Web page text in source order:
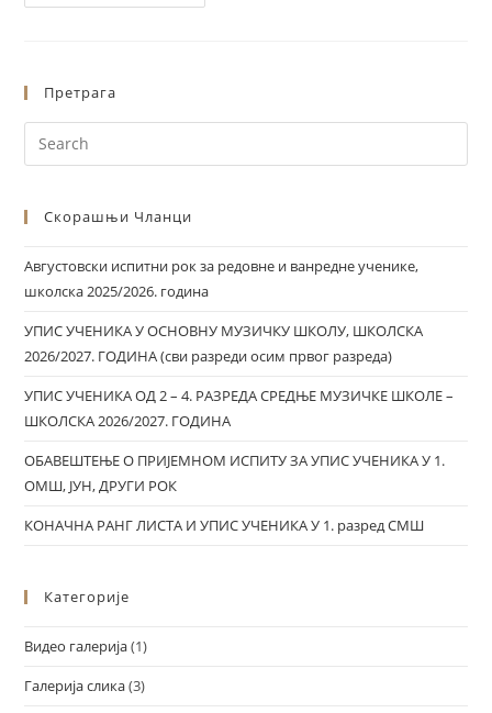
Претрага
Скорашњи Чланци
Августовски испитни рок за редовне и ванредне ученике,
школска 2025/2026. година
УПИС УЧЕНИКА У ОСНОВНУ МУЗИЧКУ ШКОЛУ, ШКОЛСКА
2026/2027. ГОДИНА (сви разреди осим првог разреда)
УПИС УЧЕНИКА ОД 2 – 4. РАЗРЕДА СРЕДЊЕ МУЗИЧКЕ ШКОЛЕ –
ШКОЛСКА 2026/2027. ГОДИНА
ОБАВЕШТЕЊЕ О ПРИЈЕМНОМ ИСПИТУ ЗА УПИС УЧЕНИКА У 1.
ОМШ, ЈУН, ДРУГИ РОК
КОНАЧНА РАНГ ЛИСТА И УПИС УЧЕНИКА У 1. разред СМШ
Категорије
Видео галерија(1)
Галерија слика(3)